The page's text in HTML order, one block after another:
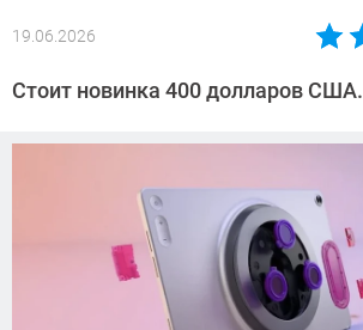
19.06.2026
Автор:
Калашников
Стоит новинка 400 долларов США.